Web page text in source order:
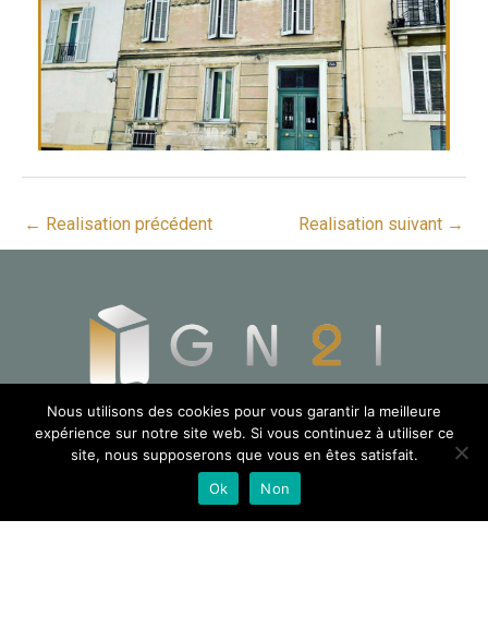
← Realisation précédent Realisation suivant →
ACCUEIL
GROUPE
Nous utilisons des cookies pour vous garantir la meilleure
expérience sur notre site web. Si vous continuez à utiliser ce
site, nous supposerons que vous en êtes satisfait.
Ok
Non